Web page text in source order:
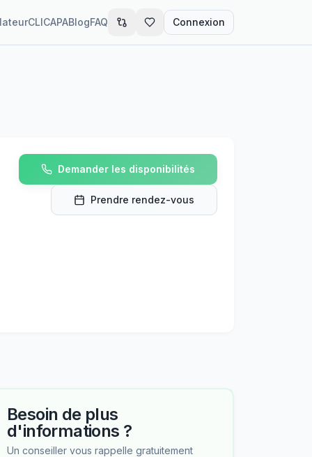
CLICAPABlogFAQ Connexion
Demander les disponibilités
Prendre rendez-vous
Besoin de plus
d'informations ?
Un conseiller vous rappelle gratuitement